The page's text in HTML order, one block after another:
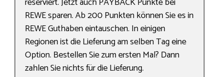
REWE sparen. Ab 200 Punkten können Sie es in
REWE Guthaben eintauschen. In einigen
Regionen ist die Lieferung am selben Tag eine
Option. Bestellen Sie zum ersten Mal? Dann
zahlen Sie nichts für die Lieferung.